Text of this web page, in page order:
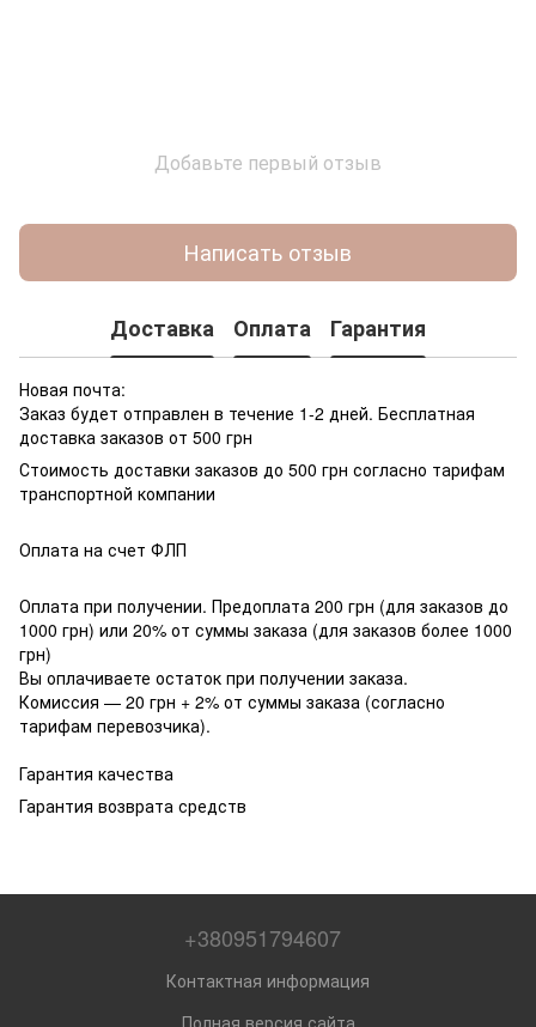
Добавьте первый отзыв
Написать отзыв
Доставка Оплата Гарантия
Новая почта:
Заказ будет отправлен в течение 1-2 дней. Бесплатная
доставка заказов от 500 грн
Стоимость доставки заказов до 500 грн согласно тарифам
транспортной компании
Оплата на счет ФЛП
Оплата при получении. Предоплата 200 грн (для заказов до
1000 грн) или 20% от суммы заказа (для заказов более 1000
грн)
Вы оплачиваете остаток при получении заказа.
Комиссия — 20 грн + 2% от суммы заказа (согласно
тарифам перевозчика).
Гарантия качества
Гарантия возврата средств
+380951794607
Контактная информация
Полная версия сайта